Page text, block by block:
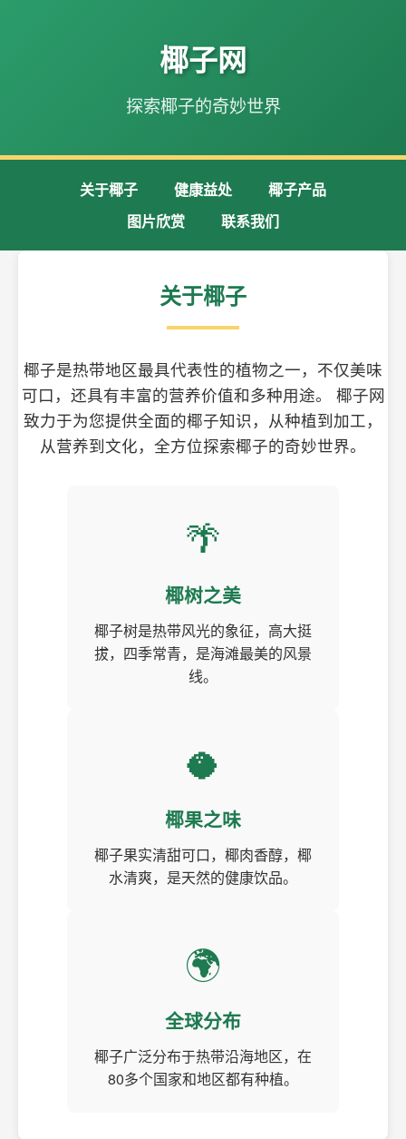
椰子网
探索椰子的奇妙世界
关于椰子 健康益处
椰子产品
图片欣赏
联系我们
关于椰子
椰子是热带地区最具代表性的植物之一，不仅美味
可口，还具有丰富的营养价值和多种用途。 椰子网
致力于为您提供全面的椰子知识，从种植到加工，
从营养到文化，全方位探索椰子的奇妙世界。
🌴
椰树之美
椰子树是热带风光的象征，高大挺
拔，四季常青，是海滩最美的风景
线。
🥥
椰果之味
椰子果实清甜可口，椰肉香醇，椰
水清爽，是天然的健康饮品。
🌍
全球分布
椰子广泛分布于热带沿海地区，在
80多个国家和地区都有种植。